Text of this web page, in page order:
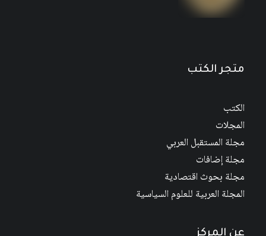
متجر الكتب
الكتب
المجلات
مجلة المستقبل العربي
مجلة إضافات
مجلة بحوث اقتصادية
المجلة العربية للعلوم السياسية
عن المركز